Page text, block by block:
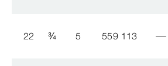
22 ¾ 5 559 113